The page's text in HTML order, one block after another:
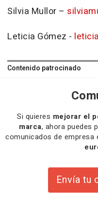
Silvia Mullor –
Leticia Gómez -
Contenido patrocinado
Si quieres mejorar el
marca, ahora puedes
comunicados de empresa
Envía tu